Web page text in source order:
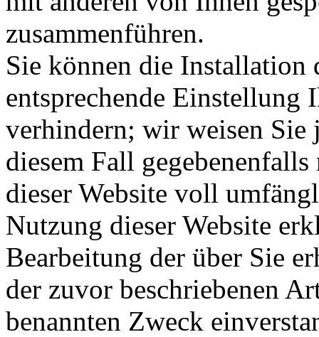
zusammenführen.
Sie können die Installation
entsprechende Einstellung
verhindern; wir weisen Sie
diesem Fall
dieser Website voll
Nutzung dieser Website
Bearbeitung der über Sie
der zuvor beschriebenen
benannten Zweck